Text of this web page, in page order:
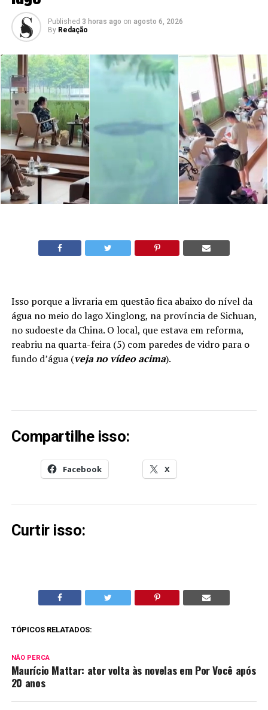
Published 3 horas ago on agosto 6, 2026
By Redação
Isso porque a livraria em questão fica abaixo do nível da
água no meio do lago Xinglong, na província de Sichuan,
no sudoeste da China. O local, que estava em reforma,
reabriu na quarta-feira (5) com paredes de vidro para o
fundo d’água (veja no vídeo acima).
Compartilhe isso:
Facebook X
Curtir isso:
TÓPICOS RELATADOS:
NÃO PERCA
Maurício Mattar: ator volta às novelas em Por Você após
20 anos